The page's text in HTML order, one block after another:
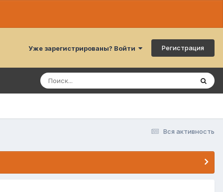
Уже зарегистрированы? Войти Регистрация
Вся активность